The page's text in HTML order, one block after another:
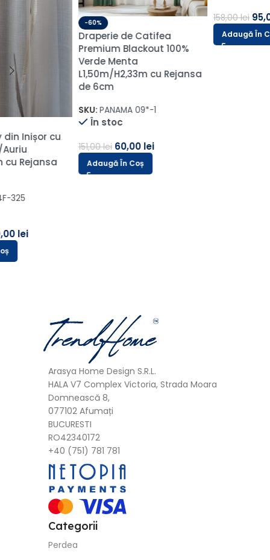
lei lei 138,00lei 55,00lei
Adaugă În Coș
Arasya Home Design S.R.L.
HALA V7 Complex Victoria, Strada Moara
Categorii
Perdea
Accesorii
Covor
Textile
Perne Decorative
Contracte
Politica de Livrare
Politica de Retur
Termeni si Conditii